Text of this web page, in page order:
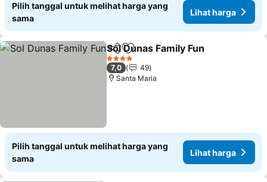
Pilih tanggal untuk melihat harga yang
sama
Lihat harga
BagikanTambahkan ke favorit
Sol Dunas Family Fun
4 Bintang
7,0
49
Santa Maria
Pilih tanggal untuk melihat harga yang
sama
Lihat harga